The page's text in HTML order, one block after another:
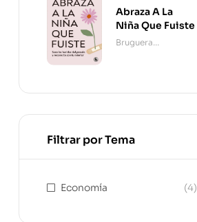
Abraza A La
Niña Que Fuiste
Bruguera
Filtrar por Tema
Economía (4)